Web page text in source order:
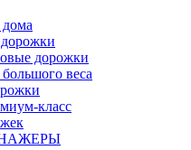
дорожки
веса
класс